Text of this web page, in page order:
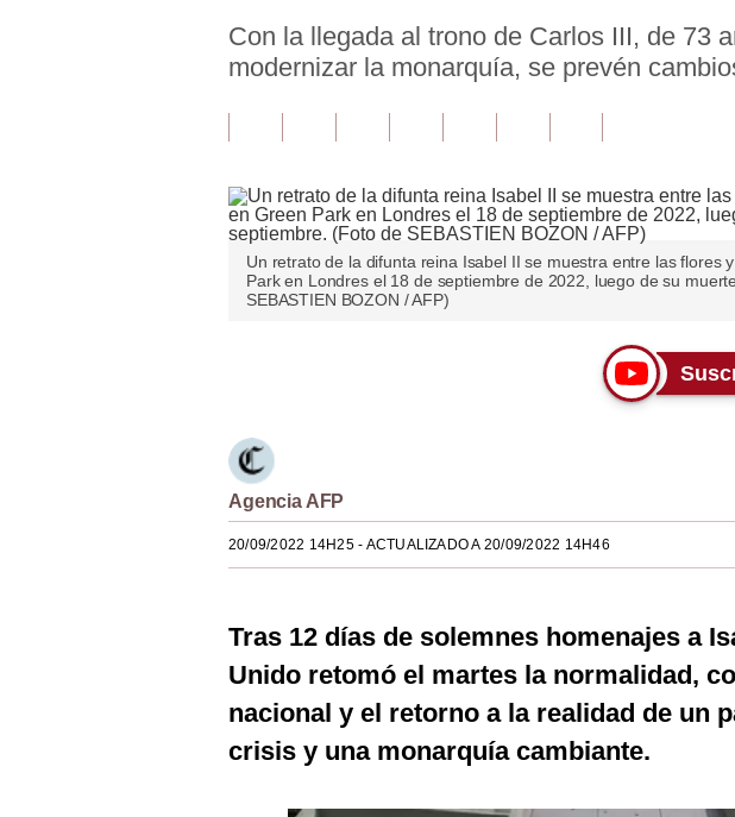
Con la llegada al trono de Carlos III, de 73
modernizar la monarquía, se prevén
Un retrato de la difunta reina Isabel II se muestra entre las flores
Park en Londres el 18 de septiembre de 2022, luego de su
SEBASTIEN BOZON / AFP)
Agencia AFP
20/09/2022 14H25- ACTUALIZADO A 20/09/2022 14H46
Tras 12 días de solemnes homenajes a
Unido retomó el martes la normalidad,
nacional y el retorno a la realidad de un
crisis y una monarquía cambiante.